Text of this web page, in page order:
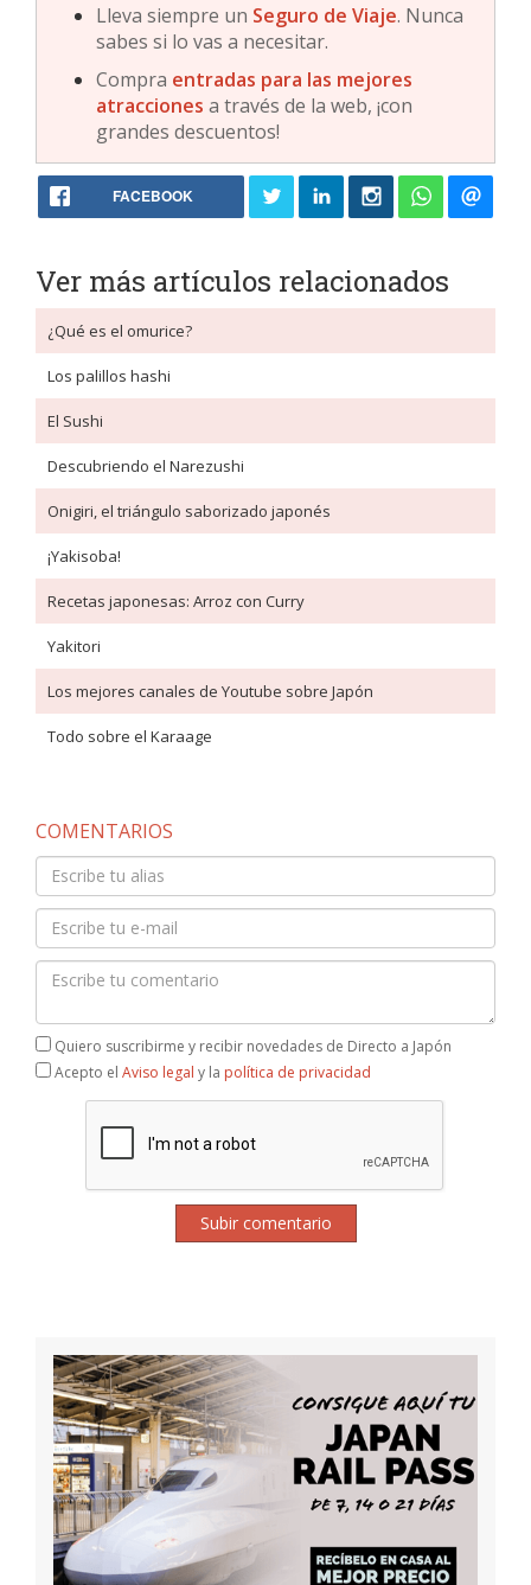
Lleva siempre un Seguro de Viaje. Nunca
sabes si lo vas a necesitar.
Compra entradas para las mejores
atracciones a través de la web, ¡con
grandes descuentos!
FACEBOOK
Ver más artículos relacionados
¿Qué es el omurice?
Los palillos hashi
El Sushi
Descubriendo el Narezushi
Onigiri, el triángulo saborizado japonés
¡Yakisoba!
Recetas japonesas: Arroz con Curry
Yakitori
Los mejores canales de Youtube sobre Japón
Todo sobre el Karaage
COMENTARIOS
Quiero suscribirme y recibir novedades de Directo a Japón
Acepto el Aviso legal y la política de privacidad
Subir comentario